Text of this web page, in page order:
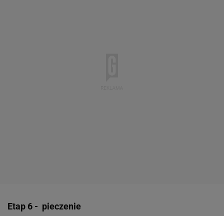
Etap 6 - pieczenie